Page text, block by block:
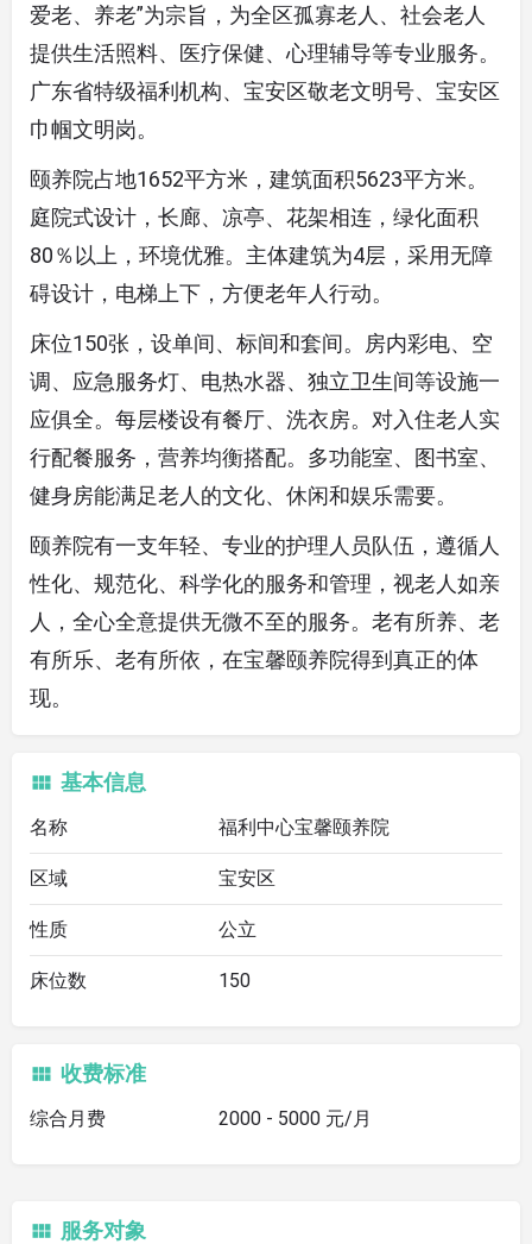
爱老、养老”为宗旨，为全区孤寡老人、社会老人
提供生活照料、医疗保健、心理辅导等专业服务。
广东省特级福利机构、宝安区敬老文明号、宝安区
巾帼文明岗。
颐养院占地1652平方米，建筑面积5623平方米。
庭院式设计，长廊、凉亭、花架相连，绿化面积
80％以上，环境优雅。主体建筑为4层，采用无障
碍设计，电梯上下，方便老年人行动。
床位150张，设单间、标间和套间。房内彩电、空
调、应急服务灯、电热水器、独立卫生间等设施一
应俱全。每层楼设有餐厅、洗衣房。对入住老人实
行配餐服务，营养均衡搭配。多功能室、图书室、
健身房能满足老人的文化、休闲和娱乐需要。
颐养院有一支年轻、专业的护理人员队伍，遵循人
性化、规范化、科学化的服务和管理，视老人如亲
人，全心全意提供无微不至的服务。老有所养、老
有所乐、老有所依，在宝馨颐养院得到真正的体
现。
基本信息
名称 福利中心宝馨颐养院
区域 宝安区
性质 公立
床位数 150
收费标准
综合月费 2000 - 5000 元/月
服务对象